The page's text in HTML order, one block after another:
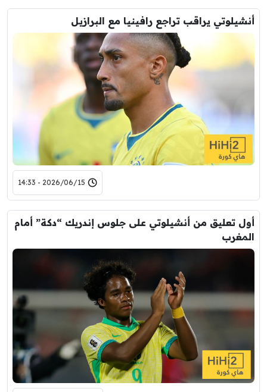
أنشيلوتي يراقب تراجع رافينيا مع البرازيل
2026/06/15 - 14:33
أول تعليق من أنشيلوتي على جلوس إندريك “دكة” أمام
المغرب